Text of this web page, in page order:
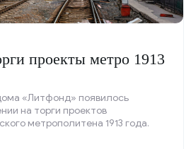
проекты метро 1913
«Литфонд» появилось
на торги проектов
метрополитена 1913 года.